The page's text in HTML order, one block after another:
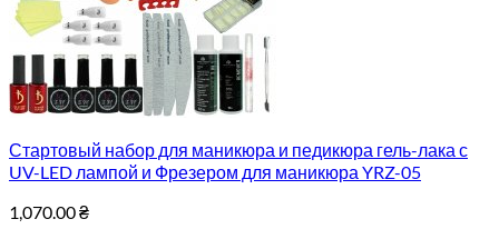
Стартовый набор для маникюра и педикюра гель-лака с
UV-LED лампой и Фрезером для маникюра YRZ-05
1,070.00₴